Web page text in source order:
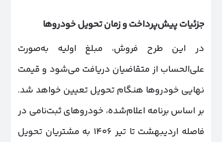
جزئیات پیش‌پرداخت و زمان تحویل خودروها
در این طرح فروش، مبلغ اولیه به‌صورت
علی‌الحساب از متقاضیان دریافت می‌شود و قیمت
نهایی خودروها هنگام تحویل تعیین خواهد شد.
بر اساس برنامه اعلام‌شده، خودروهای ثبت‌نامی در
فاصله اردیبهشت تا تیر ۱۴۰۶ به مشتریان تحویل